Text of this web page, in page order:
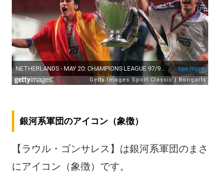
銀河系軍団のアイコン（象徴）
【ラウル・ゴンサレス】は銀河系軍団のまさ
にアイコン（象徴）です。